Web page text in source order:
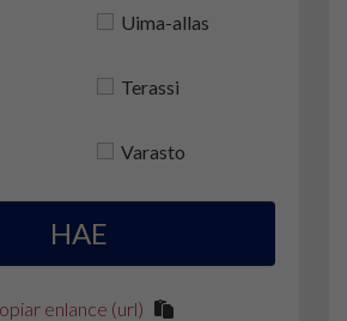
Uima-allas
Terassi
Varasto
HAE
enlance (url)